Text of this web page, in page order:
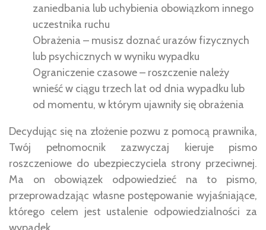
zaniedbania lub uchybienia obowiązkom innego
uczestnika ruchu
Obrażenia – musisz doznać urazów fizycznych
lub psychicznych w wyniku wypadku
Ograniczenie czasowe – roszczenie należy
wnieść w ciągu trzech lat od dnia wypadku lub
od momentu, w którym ujawniły się obrażenia
Decydując się na złożenie pozwu z pomocą prawnika,
Twój pełnomocnik zazwyczaj kieruje pismo
roszczeniowe do ubezpieczyciela strony przeciwnej.
Ma on obowiązek odpowiedzieć na to pismo,
przeprowadzając własne postępowanie wyjaśniające,
którego celem jest ustalenie odpowiedzialności za